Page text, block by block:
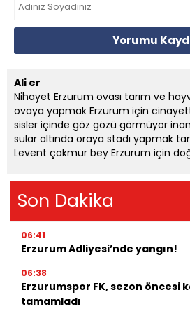
Yorumu
Ali er
Nihayet Erzurum ovası tarım ve
ovaya yapmak Erzurum için
sisler içinde göz gözü görmüyor
sular altında oraya stadı yapmak
Levent çakmur bey Erzurum için
Son Dakika
06:41
Erzurum Adliyesi’nde yangın!
06:38
Erzurumspor FK, sezon öncesi
tamamladı